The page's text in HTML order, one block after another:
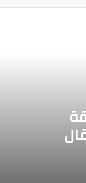
شركة نقل